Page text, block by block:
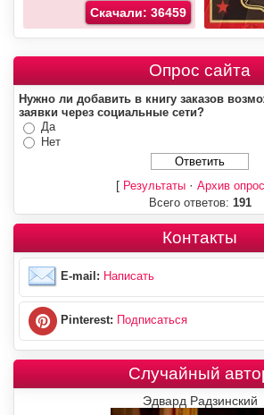
Скачали: 36459
Опрос сайта
Нужно ли добавить в книгу заказов
заявки через социальные сети?
Да
Нет
[ Результаты· Архив
Всего ответов: 191
Контакты
E-mail: Написать
Pinterest: Подписаться
Случайный
Эдвард Радзинский